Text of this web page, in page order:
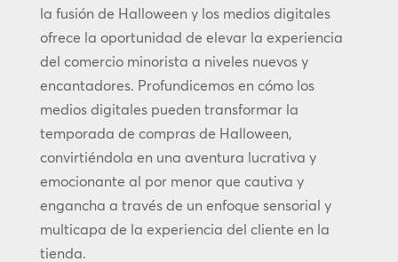
la fusión de Halloween y los medios digitales
ofrece la oportunidad de elevar la experiencia
del comercio minorista a niveles nuevos y
encantadores. Profundicemos en cómo los
medios digitales pueden transformar la
temporada de compras de Halloween,
convirtiéndola en una aventura lucrativa y
emocionante al por menor que cautiva y
engancha a través de un enfoque sensorial y
multicapa de la experiencia del cliente en la
tienda.